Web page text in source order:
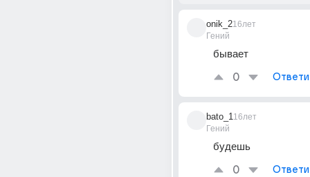
onik_2
Гений
16лет
бывает
0
bato_1
Гений
16лет
будешь
0